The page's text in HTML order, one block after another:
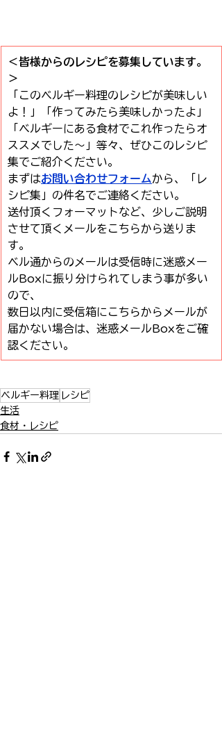
＜皆様からのレシピを募集しています。
＞
「このベルギー料理のレシピが美味しい
よ！」「作ってみたら美味しかったよ」
「ベルギーにある食材でこれ作ったらオ
ススメでした～」等々、ぜひこのレシピ
集でご紹介ください。
まずはお問い合わせフォームから、「レ
シピ集」の件名でご連絡ください。
送付頂くフォーマットなど、少しご説明
させて頂くメールをこちらから送りま
す。
ベル通からのメールは受信時に迷惑メー
ルBoxに振り分けられてしまう事が多い
ので、
数日以内に受信箱にこちらからメールが
届かない場合は、迷惑メールBoxをご確
認ください。
ベルギー料理 レシピ
生活
食材・レシピ